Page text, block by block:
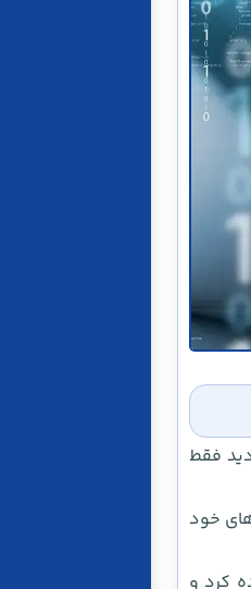
فقط
خود
کرد و